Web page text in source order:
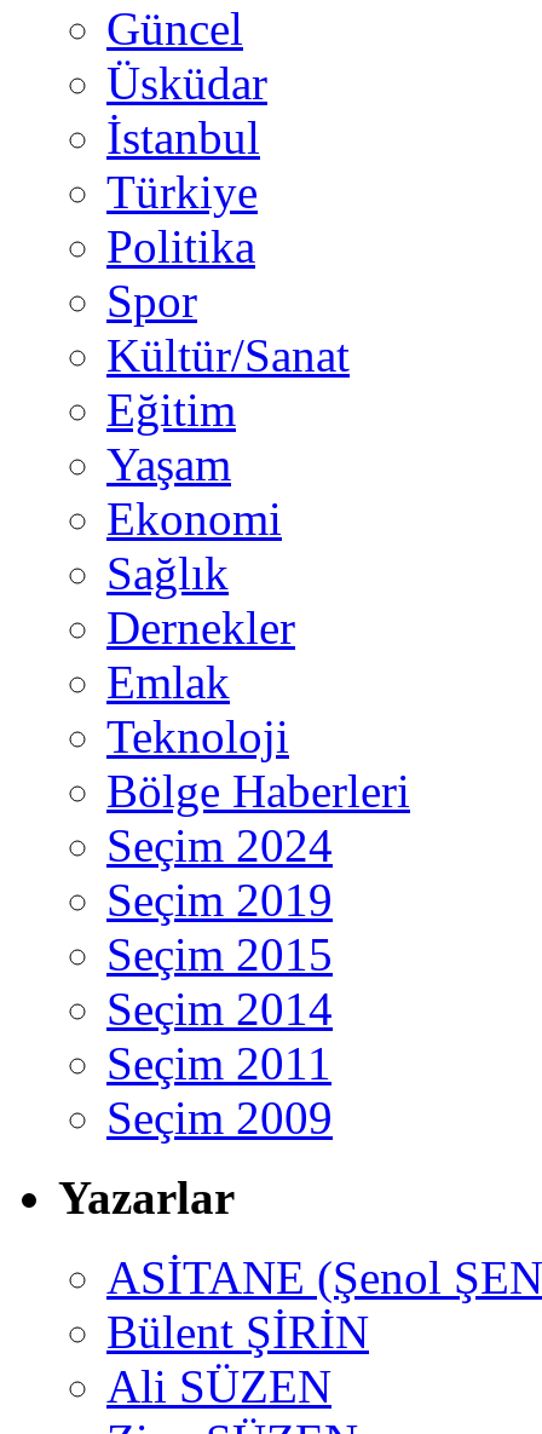
Güncel
Üsküdar
İstanbul
Türkiye
Politika
Spor
Kültür/Sanat
Eğitim
Yaşam
Ekonomi
Sağlık
Dernekler
Emlak
Teknoloji
Bölge Haberleri
Seçim 2024
Seçim 2019
Seçim 2015
Seçim 2014
Seçim 2011
Seçim 2009
Yazarlar
ASİTANE (Şenol
Bülent ŞİRİN
Ali SÜZEN